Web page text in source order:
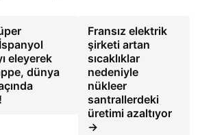
eleyerek
dünya
Fransız elektrik
şirketi artan
sıcaklıklar
nedeniyle
nükleer
santrallerdeki
üretimi azaltıyor
→